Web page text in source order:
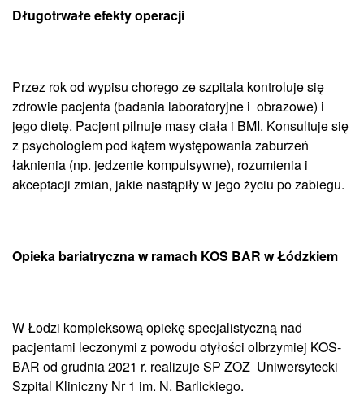
Długotrwałe efekty operacji
Przez rok od wypisu chorego ze szpitala kontroluje się
zdrowie pacjenta (badania laboratoryjne i obrazowe) i
jego dietę. Pacjent pilnuje masy ciała i BMI. Konsultuje się
z psychologiem pod kątem występowania zaburzeń
łaknienia (np. jedzenie kompulsywne), rozumienia i
akceptacji zmian, jakie nastąpiły w jego życiu po zabiegu.
Opieka bariatryczna w ramach KOS BAR w Łódzkiem
W Łodzi kompleksową opiekę specjalistyczną nad
pacjentami leczonymi z powodu otyłości olbrzymiej KOS-
BAR od grudnia 2021 r. realizuje SP ZOZ Uniwersytecki
Szpital Kliniczny Nr 1 im. N. Barlickiego.